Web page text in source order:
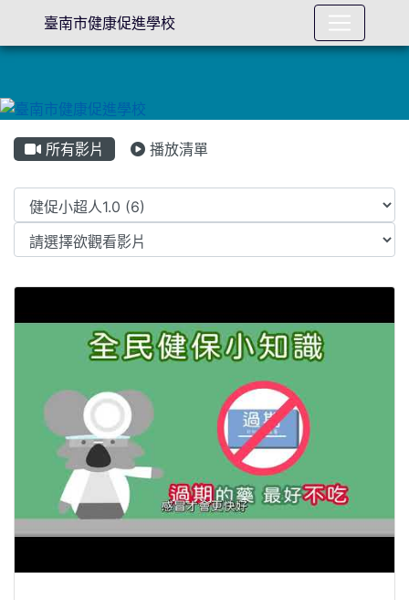
所有影片 播放清單
Video List
臺南市健康促進學校